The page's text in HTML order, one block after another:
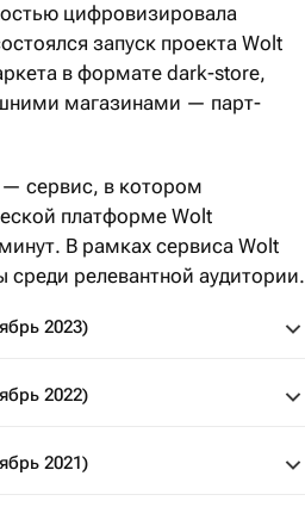
цифровизировала
запуск проекта Wolt
в формате dark-store,
магазинами — парт­
— сервис, в котором
платформе Wolt
В рамках сервиса Wolt
среди релевантной аудитории.
2023)
2022)
2021)